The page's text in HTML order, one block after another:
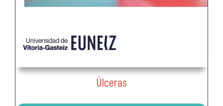
Úlceras